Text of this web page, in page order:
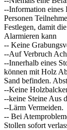
--Information eines
Personen
Festlegen, damit
Alarmieren kann
-- Keine
--Auf Verbruch
--Innerhalb eines
können mit Holz
Sand befinden.
--Keine
--keine Steine Aus
--Lärm Vermeiden.
-- Bei
Stollen sofort